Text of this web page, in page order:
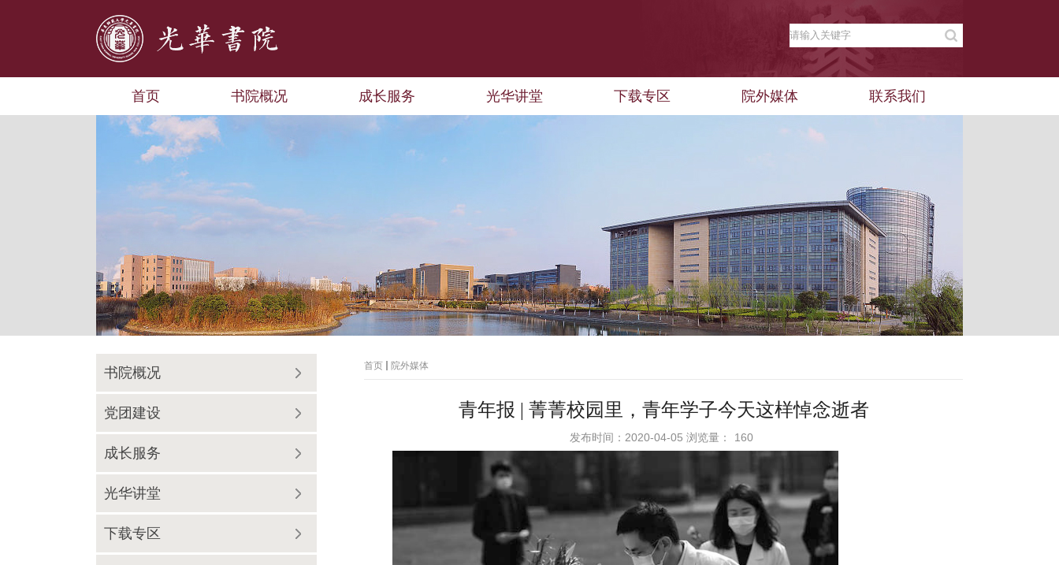
首页 书院概况 成长服务 光华讲堂 下载专区 院外媒体 联系我们
书院概况
党团建设
成长服务
光华讲堂
下载专区
首页 院外媒体
青年报 | 菁菁校园里，青年学子今天这样悼念逝者
发布时间：2020-04-05 浏览量： 160